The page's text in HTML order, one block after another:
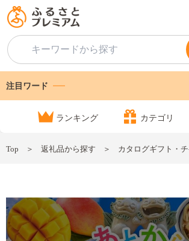
注目ワード
ランキング カテゴリ
Top 返礼品から探す カタログギフト・チ